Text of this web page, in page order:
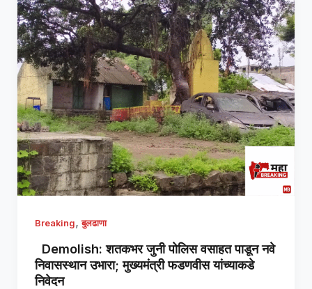
Breaking,बुलढाणा
Demolish: शतकभर जुनी पोलिस वसाहत पाडून नवे
निवासस्थान उभारा; मुख्यमंत्री फडणवीस यांच्याकडे
निवेदन